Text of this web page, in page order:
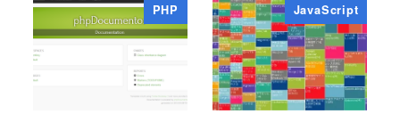
PHP JavaScript